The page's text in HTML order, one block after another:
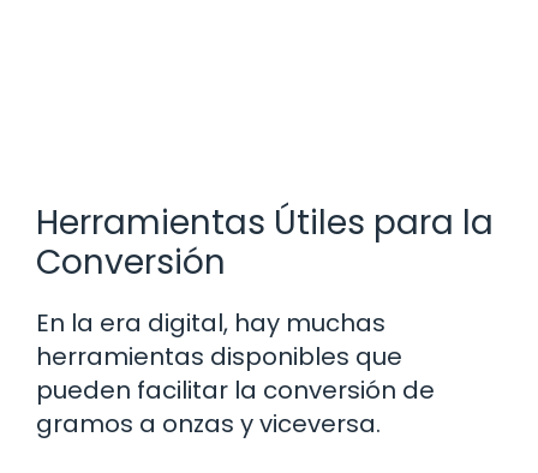
Herramientas Útiles para la
Conversión
En la era digital, hay muchas
herramientas disponibles que
pueden facilitar la conversión de
gramos a onzas y viceversa.